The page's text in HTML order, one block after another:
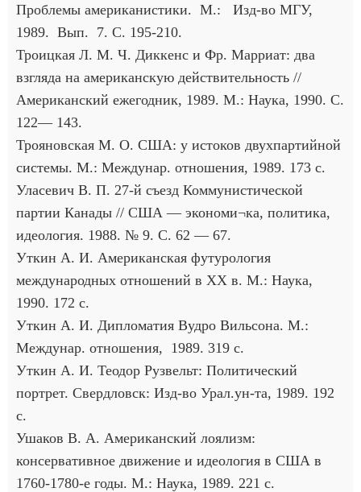
Проблемы американистики. М.: Изд-во МГУ,
1989. Вып. 7. С. 195-210.
Троицкая Л. М. Ч. Диккенс и Фр. Марриат: два
взгляда на американскую действительность //
Американский ежегодник, 1989. М.: Наука, 1990. С.
122— 143.
Трояновская М. О. США: у истоков двухпартийной
системы. М.: Междунар. отношения, 1989. 173 с.
Уласевич В. П. 27-й съезд Коммунистической
партии Канады // США — экономи¬ка, политика,
идеология. 1988. № 9. С. 62 — 67.
Уткин А. И. Американская футурология
международных отношений в XX в. М.: Наука,
1990. 172 с.
Уткин А. И. Дипломатия Вудро Вильсона. М.:
Междунар. отношения, 1989. 319 с.
Уткин А. И. Теодор Рузвельт: Политический
портрет. Свердловск: Изд-во Урал.ун-та, 1989. 192
с.
Ушаков В. А. Американский лоялизм:
консервативное движение и идеология в США в
1760-1780-е годы. М.: Наука, 1989. 221 с.